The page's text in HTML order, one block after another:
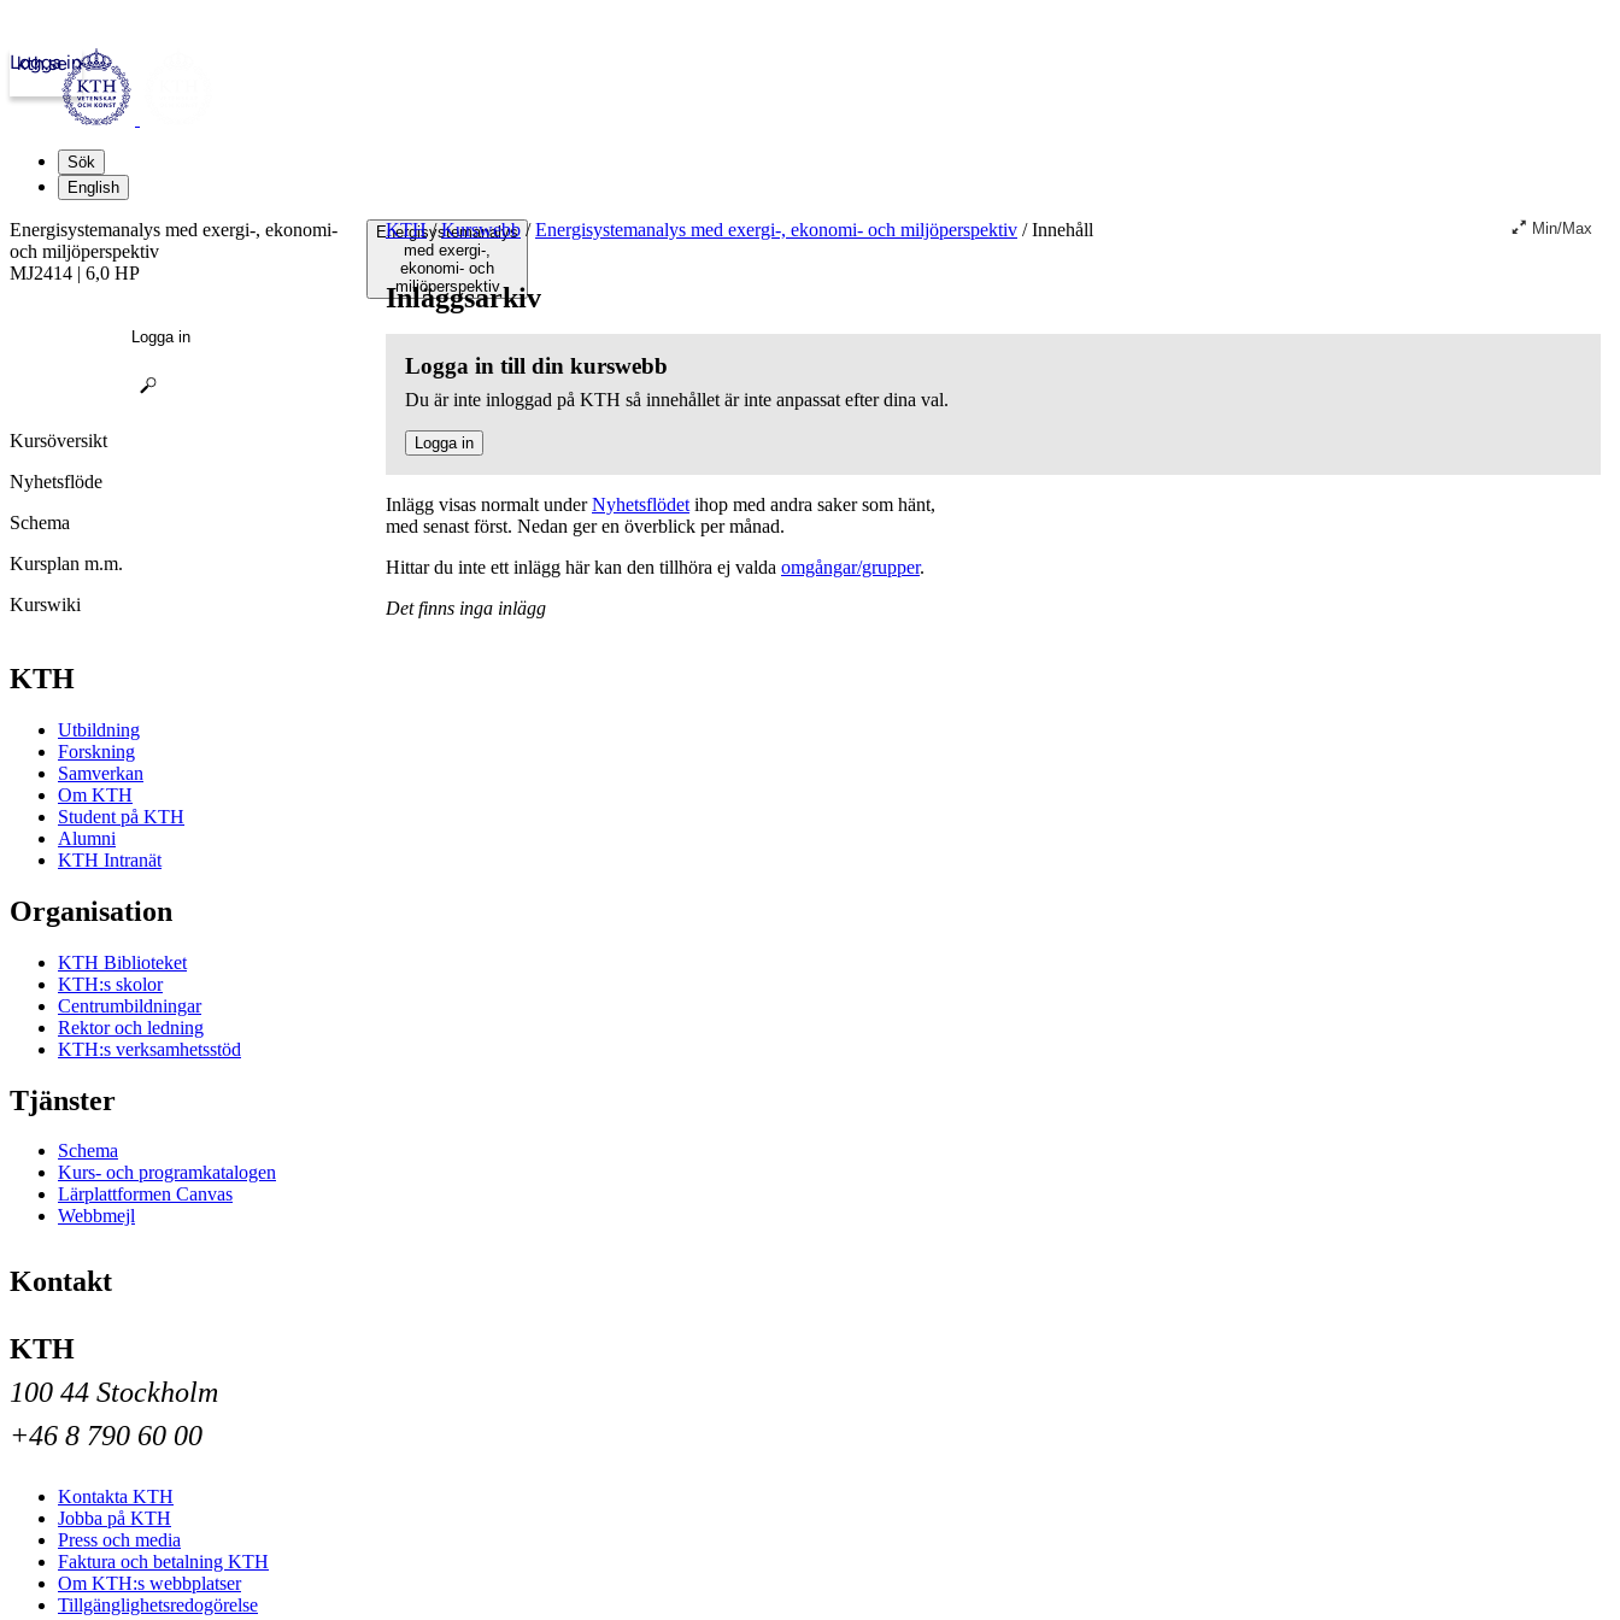
kth.se
Logga in
Sök
English
Energisystemanalys
med exergi-,
ekonomi- och
miljöperspektiv
KTH / Kurswebb / Energisystemanalys med exergi-, ekonomi- och miljöperspektiv /Innehåll Min/Max
Inläggsarkiv
Logga in till din kurswebb
Du är inte inloggad på KTH så innehållet är inte anpassat efter dina val.
Logga in
Inlägg visas normalt underNyhetsflödet ihop med andra saker som hänt,
med senast först. Nedan ger en överblick per månad.
Hittar du inte ett inlägg här kan den tillhöra ej valda omgångar/grupper.
Det finns inga inlägg
Energisystemanalys med exergi-, ekonomi-
och miljöperspektiv
MJ2414 | 6,0 HP
Logga in
Kursöversikt
Nyhetsflöde
Schema
Kursplan m.m.
Kurswiki
KTH
Utbildning
Forskning
Samverkan
Om KTH
Student på KTH
Alumni
KTH Intranät
Organisation
KTH Biblioteket
KTH:s skolor
Centrumbildningar
Rektor och ledning
KTH:s verksamhetsstöd
Tjänster
Schema
Kurs- och programkatalogen
Lärplattformen Canvas
Webbmejl
Kontakt
KTH
100 44 Stockholm
+46 8 790 60 00
Kontakta KTH
Jobba på KTH
Press och media
Faktura och betalning KTH
Om KTH:s webbplatser
Tillgänglighetsredogörelse